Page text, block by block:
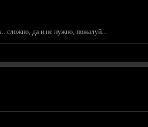
сложно, да и не нужно, пожалуй...